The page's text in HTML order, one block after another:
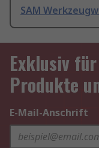
SAM
Exklusiv
Produkte
E-Mail-Anschrift